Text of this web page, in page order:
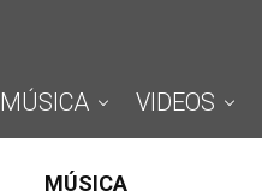
MÚSICA VIDEOS
MÚSICA